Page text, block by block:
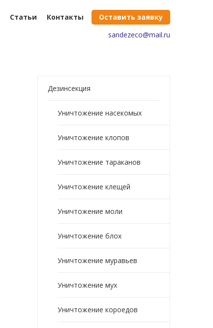
Статьи Контакты Оставить заявку
sandezeco@mail.ru
Дезинсекция
Уничтожение насекомых
Уничтожение клопов
Уничтожение тараканов
Уничтожение клещей
Уничтожение моли
Уничтожение блох
Уничтожение муравьев
Уничтожение мух
Уничтожение короедов